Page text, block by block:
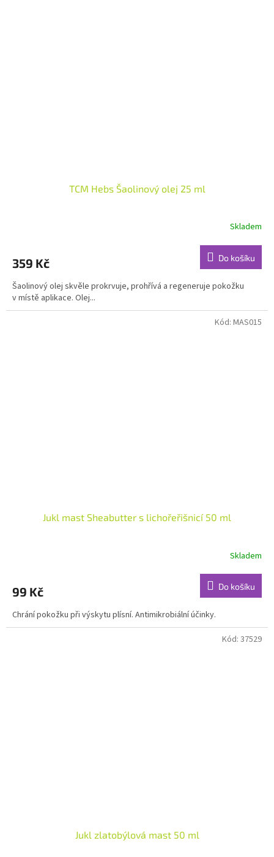
TCM Hebs Šaolinový olej 25 ml
je
z
5
hvězdiček.
Skladem
359 Kč Do košíku
Šaolinový olej skvěle prokrvuje, prohřívá a regeneruje pokožku
v místě aplikace. Olej...
Jukl mast Sheabutter s lichořeřišnicí 50 ml
je
z
5
Skladem
99 Kč Do košíku
Chrání pokožku při výskytu plísní. Antimikrobiální účinky.
Kód: MAS015
Jukl zlatobýlová mast 50 ml
Kód: 37529